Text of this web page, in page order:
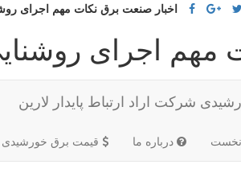
اخبار صنعت برق نکات مهم اجرای
مهم اجرای
درباره ما قیمت برق خورشیدی